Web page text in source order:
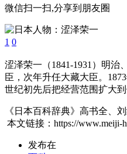
微信扫一扫,分享到朋友圈
1 0
涩泽荣一（1841-1931）明
臣，次年升任大藏大臣。
世纪初先后把经营范围扩大
《日本百科辞典》高书全、
本文链接：https://www.meiji-
发布在